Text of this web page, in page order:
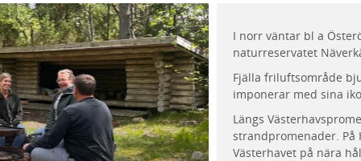
I norr väntar bl a
naturreservatet
Fjälla friluftsområde
imponerar med sina
Längs
strandpromenader. På
Västerhavet på nära